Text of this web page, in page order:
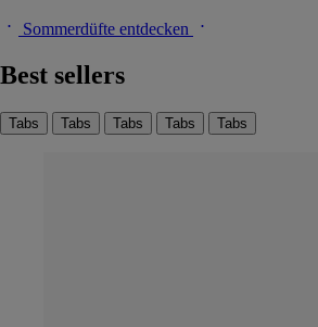
Sommerdüfte entdecken
Best sellers
Tabs Tabs Tabs Tabs Tabs